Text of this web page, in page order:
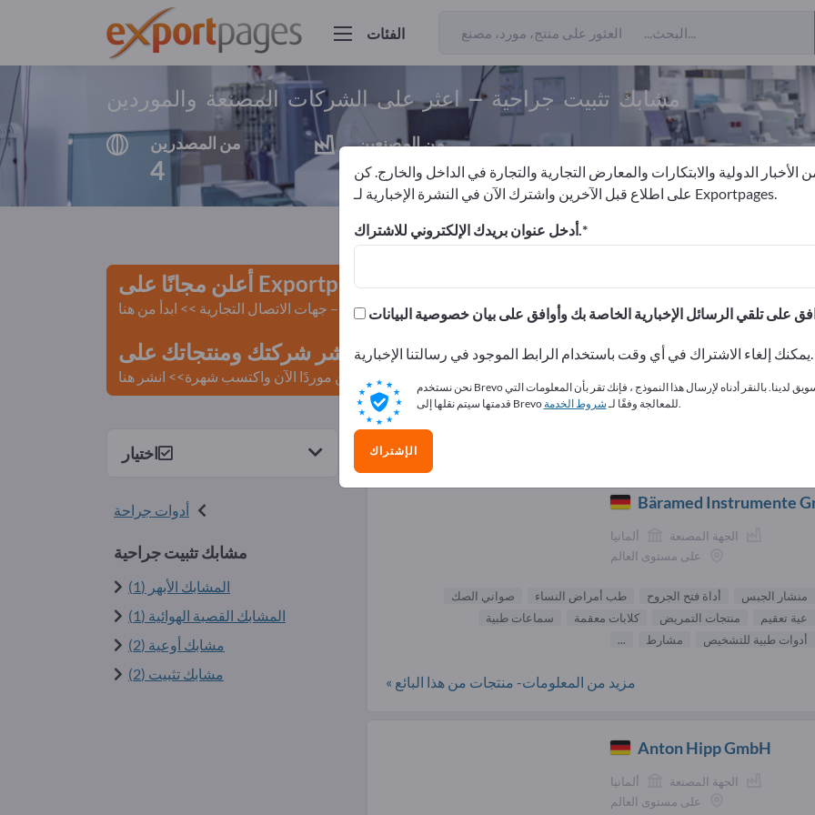
الفئات
مشابك تثبيت جراحية – اعثر على الشركات المصنعة والموردين
من المصدرين
4
من المصنعين
4
أعلن مجانًا على Exportpages!
الاحتياجات – العروض – السلع المستعملة – جهات الاتصال التجارية >> ابدأ من هنا
انشر شركتك ومنتجاتك على Exportpages.
كن موردًا الآن واكتسب شهرة>> انشر هنا
اختيار
أدوات جراحة
مشابك تثبيت جراحية
المشابك الأبهر (1)
المشابك القصبة الهوائية (1)
مشابك أوعية (2)
مشابك تثبيت (2)
الموردون مشابك تثبيت جراحية (4)
Bäramed Instrumente
الجهة المصنعة
ألمانيا
على مستوى العالم
منشار الجبس أداة فتح الجروح طب أمراض النساء
صواني الصك
عية تعقيم
منتجات التمريض كلابات معقمة
سماعات طبية
أدوات طبية للتشخيص
مشارط ...
مزيد من المعلومات- منتجات من هذا البائع »
Anton Hipp GmbH
الجهة المصنعة
ألمانيا
على مستوى العالم
الأخبار الدولية والابتكارات والمعارض التجارية والتجارة في الداخل والخارج. كن
على اطلاع قبل الآخرين واشترك الآن في النشرة الإخبارية لـ Exportpages.
أدخل عنوان بريدك الإلكتروني للاشتراك.
يمكنك إلغاء الاشتراك في أي وقت باستخدام الرابط الموجود في رسالتنا الإخبارية.
نحن نستخدم Brevo كمنصة تسويق لدينا. بالنقر أدناه لإرسال هذا النموذج ، فإنك تقر بأن المعلومات التي
قدمتها سيتم نقلها إلى Brevo للمعالجة وفقًا لـشروط الخدمة .
الإشتراك